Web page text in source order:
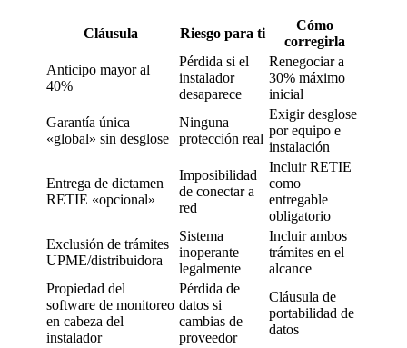
Cláusula Riesgo para ti
Cómo
corregirla
Anticipo mayor al
40%
Pérdida si el
instalador
desaparece
Renegociar a
30% máximo
inicial
Garantía única
«global» sin desglose
Ninguna
protección real
Exigir desglose
por equipo e
instalación
Entrega de dictamen
RETIE «opcional»
Imposibilidad
de conectar a
red
Incluir RETIE
como
entregable
obligatorio
Exclusión de trámites
UPME/distribuidora
Sistema
inoperante
legalmente
Incluir ambos
trámites en el
alcance
Propiedad del
software de monitoreo
en cabeza del
instalador
Pérdida de
datos si
cambias de
proveedor
Cláusula de
portabilidad de
datos